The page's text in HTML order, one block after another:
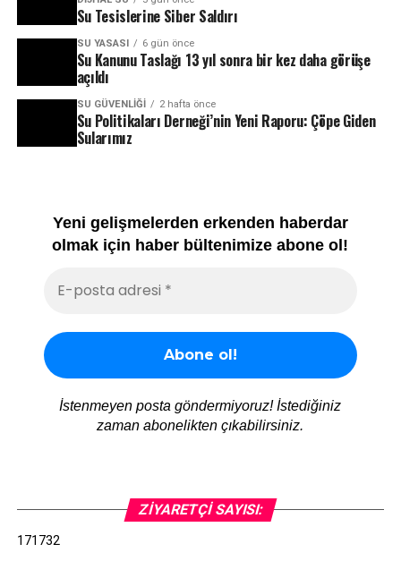
Su Tesislerine Siber Saldırı
SU YASASI 6 gün önce
Su Kanunu Taslağı 13 yıl sonra bir kez daha görüşe
açıldı
SU GÜVENLIĞI 2 hafta önce
Su Politikaları Derneği’nin Yeni Raporu: Çöpe Giden
Sularımız
Yeni gelişmelerden erkenden haberdar
olmak için haber bültenimize abone ol!
İstenmeyen posta göndermiyoruz! İstediğiniz
zaman abonelikten çıkabilirsiniz.
ZIYARETÇI SAYISI:
171732